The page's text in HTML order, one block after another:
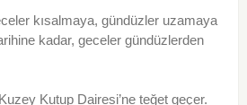
kısalmaya, gündüzler uzamaya
kadar, geceler gündüzlerden
Kutup Dairesi’ne teğet geçer.